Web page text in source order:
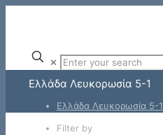
✕
Ελλάδα Λευκορωσία 5-1
Ελλάδα Λευκορωσία 5-1
Filter by